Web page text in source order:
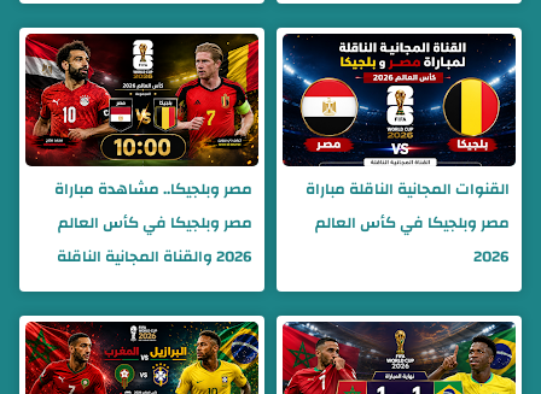
القنوات المجانية الناقلة مباراة
مصر وبلجيكا في كأس العالم
2026
مصر وبلجيكا.. مشاهدة مباراة
مصر وبلجيكا في كأس العالم
2026 والقناة المجانية الناقلة